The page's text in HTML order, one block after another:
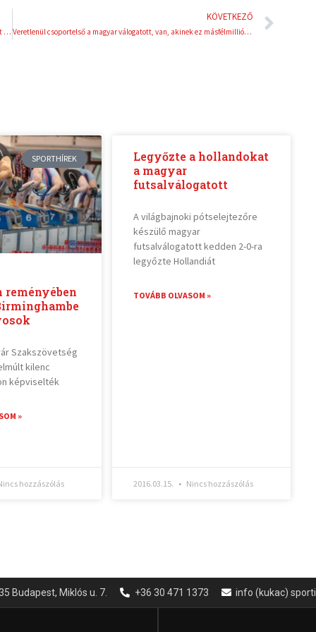
A HMA versenyzője, Varga Tibor Erik top 6-os eredménnyel zárta az évet a spanyol bajnokságban
KÖVETKEZŐ
Veretlenül csoportelső a magyar válogatott, van, akinek ez másfélmilliót jelentett
SPORTHÍREK
reményében
Szakszövetség
kilenc
képviselték
»
hozzászólás
Legyőzte a hollandokat
a magyar
futsalválogatott
A világbajnoki pótselejtezőre
készülő magyar
futsalválogatott kedden 2-0-ra
legyőzte Hollandiát
TOVÁBB OLVASOM »
2016.03.15. Nincs hozzászólás
Budapest, Miklós u. 7. +36 30 471 1373 info (kukac)